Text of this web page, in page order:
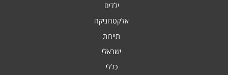
ילדים
אלקטרוניקה
תיירות
ישראלי
כללי